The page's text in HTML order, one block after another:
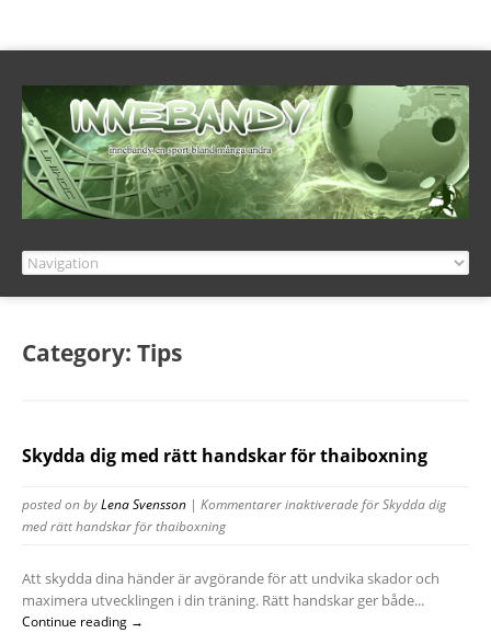
Category: Tips
Skydda dig med rätt handskar för thaiboxning
posted onbyLena Svensson | Kommentarer inaktiveradeför Skydda dig
med rätt handskar för thaiboxning
Att skydda dina händer är avgörande för att undvika skador och
maximera utvecklingen i din träning. Rätt handskar ger både...
Continue reading →